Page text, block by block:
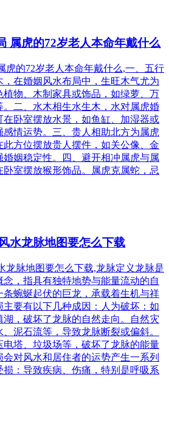
属虎的72岁老人本命年戴什么
虎的72岁老人本命年戴什么,一、五行
，在婚姻风水布局中，生旺木气尤为
植物、木制家具或饰品，如绿萝、万
。二、水木相生水生木，水对属虎婚
在卧室摆放水景，如鱼缸、加湿器或
感情运势。三、贵人相助北方为属虎
此方位摆放贵人摆件，如关公像、金
婚姻稳定性。四、避开相冲属虎与属
卧室摆放猴形饰品。属虎克属蛇，忌
水龙脉地图要怎么下载
龙脉地图要怎么下载,龙脉定义龙脉是
念，指具有独特地势与能量流动的自
条蜿蜒起伏的巨龙，承载着生机与祥
主要有以下几种成因：人为破坏：如
湖，破坏了龙脉的自然走向。自然灾
泥石流等，导致龙脉断裂或偏斜。
电塔、垃圾场等，破坏了龙脉的能量
对风水和居住者的运势产生一系列
损：导致疾病、伤痛，特别是呼吸系